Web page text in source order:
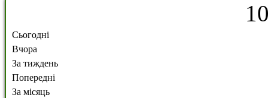
1
Сьогодні
Вчора
За тиждень
Попередні
За місяць